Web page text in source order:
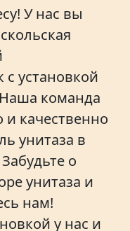
У нас вы
установкой
команда
качественно
унитаза в
о
унитаза и
нам!
у нас и